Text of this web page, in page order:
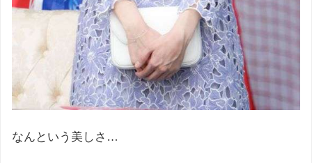
なんという美しさ…